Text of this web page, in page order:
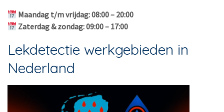
Maandag t/m vrijdag: 08:00 – 20:00
Zaterdag & zondag: 09:00 – 17:00
Lekdetectie werkgebieden in
Nederland